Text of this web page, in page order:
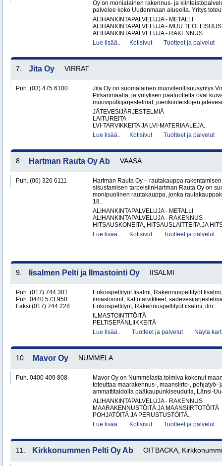
Oy on monialainen rakennus- ja
palvelee koko Uudenmaan alueella. Yritys
ALIHANKINTAPALVELUJA - METALLI
ALIHANKINTAPALVELUJA - MUU TEOLLISUUS
ALIHANKINTAPALVELUJA - RAKENNUS..
Lue lisää..
Kotisivut Tuotteet ja palvelut
7. Jita Oy VIRRAT
Puh. (03) 475 6100
Jita Oy on suomalainen muoviteollisuusyritys
Pirkanmaalta, ja yrityksen päätuotteita ovat
muoviputkijärjestelmät, pienkiinteistöjen
JÄTEVESIJÄRJESTELMIÄ
LAITUREITA
LVI-TARVIKKEITA JA LVI-MATERIAALEJA..
Lue lisää..
Kotisivut Tuotteet ja palvelut
8. Hartman Rauta Oy Ab VAASA
Puh. (06) 326 6111
Hartman Rauta Oy – rautakauppa
sisustamisen tarpeisiinHartman Rauta Oy on
monipuolinen rautakauppa, jonka
18..
ALIHANKINTAPALVELUJA - METALLI
ALIHANKINTAPALVELUJA - RAKENNUS
HITSAUSKONEITA, HITSAUSLAITTEITA JA
Lue lisää..
Kotisivut Tuotteet ja palvelut
9. Iisalmen Pelti ja Ilmastointi Oy IISALMI
Puh. (017) 744 301
Puh. 0440 573 950
Faksi (017) 744 228
Erikoispeltityöt Iisalmi, Rakennuspeltityöt
ilmastoinnit, Kattotarvikkeet,
Erikoispeltityöt, Rakennuspeltityöt iisalmi, ilm..
ILMASTOINTITÖITÄ
PELTISEPÄNLIIKKEITÄ
Lue lisää..
Tuotteet ja palvelut Näytä
10. Mavor Oy NUMMELA
Puh. 0400 409 808
Mavor Oy on Nummelasta toimiva kokenut
toteuttaa maarakennus-, maansiirto-, pohjatyö-
ammattitaidolla pääkaupunkiseudulla, Länsi-
ALIHANKINTAPALVELUJA - RAKENNUS
MAARAKENNUSTÖITÄ JA MAANSIIRTOTÖITÄ
POHJATÖITÄ JA PERUSTUSTÖITÄ..
Lue lisää..
Kotisivut Tuotteet ja palvelut
11. Kirkkonummen Pelti Oy Ab OITBACKA,